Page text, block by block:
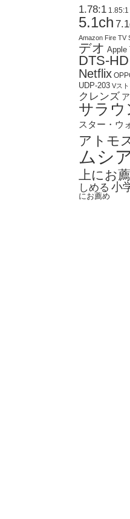
1.78:1 1.85:1
5.1ch
Amazon Fire TV
デオ Apple
DTS-HD
Netflix
UDP-203 Vス
クレンズ
サラウ
スター・ウ
アトモ
ムシ
上にお
しめる 小
にお薦め